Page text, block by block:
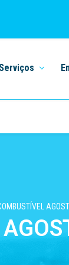
Serviços